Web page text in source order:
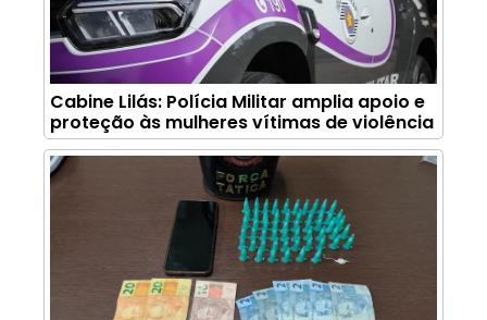
Cabine Lilás: Polícia Militar amplia apoio e
proteção às mulheres vítimas de violência